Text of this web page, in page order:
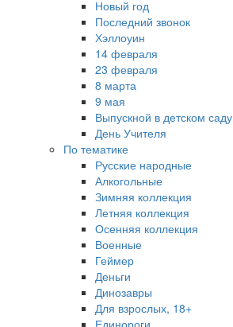
Новый год
Последний звонок
Хэллоуин
14 февраля
23 февраля
8 марта
9 мая
Выпускной в детском саду
День Учителя
По тематике
Русские народные
Алкогольные
Зимняя коллекция
Летняя коллекция
Осенняя коллекция
Военные
Геймер
Деньги
Динозавры
Для взрослых, 18+
Единороги